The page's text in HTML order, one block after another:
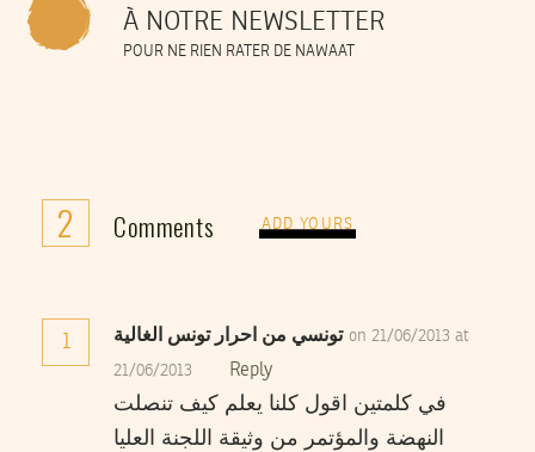
À NOTRE NEWSLETTER
POUR NE RIEN RATER DE NAWAAT
2 Comments ADD YOURS
1 تونسي من احرار تونس الغالية on 21/06/2013 at
21/06/2013 Reply
في كلمتين اقول كلنا يعلم كيف تنصلت
النهضة والمؤتمر من وثيقة اللجنة العليا